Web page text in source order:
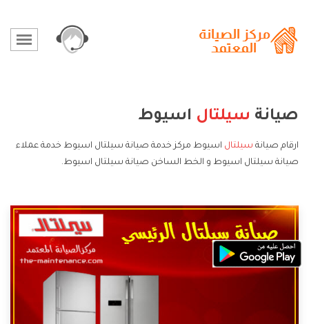
صيانة سيلتال اسيوط
ارقام صيانة سيلتال اسيوط مركز خدمة صيانة سيلتال اسيوط خدمة عملاء
صيانة سيلتال اسيوط و الخط الساخن صيانة سيلتال اسيوط.